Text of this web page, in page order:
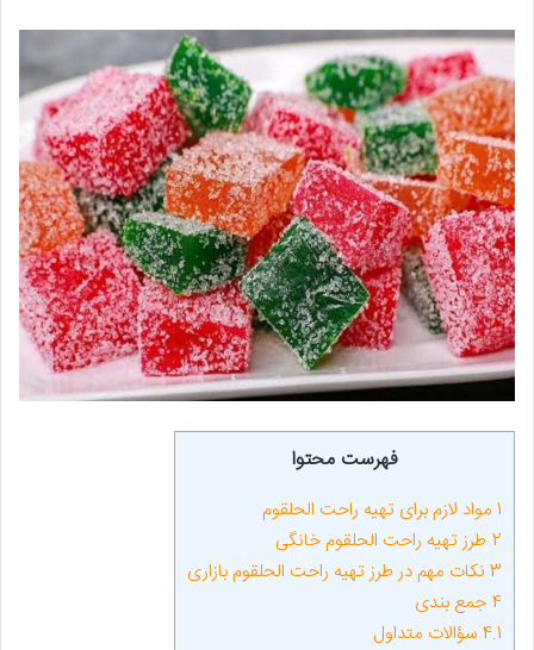
فهرست محتوا
1 مواد لازم برای تهیه راحت الحلقوم
2 طرز تهیه راحت الحلقوم خانگی
3 نکات مهم در طرز تهیه راحت الحلقوم بازاری
4 جمع بندی
4.1 سؤالات متداول